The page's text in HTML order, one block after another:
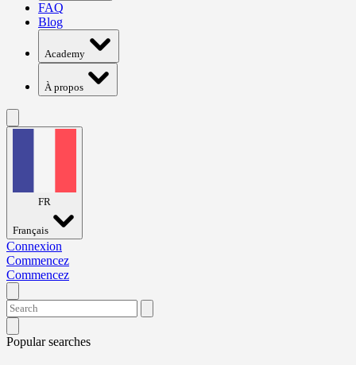
FAQ
Blog
Academy
À propos
FR
Français
Connexion
Commencez
Commencez
Popular searches